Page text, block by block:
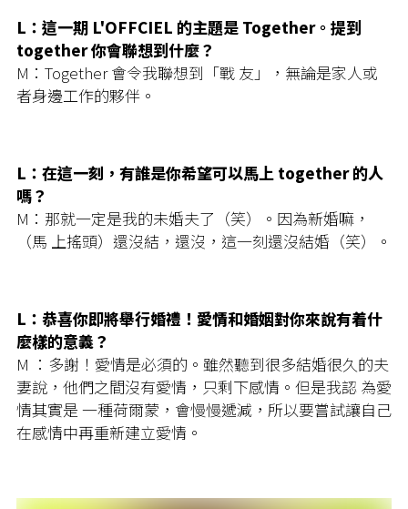
L：這一期 L'OFFCIEL 的主題是 Together。提到
together 你會聯想到什麼？
M：Together 會令我聯想到「戰 友」，無論是家人或
者身邊工作的夥伴。
L：在這一刻，有誰是你希望可以馬上 together 的人
嗎？
M：那就一定是我的未婚夫了（笑）。因為新婚嘛，
（馬 上搖頭）還沒結，還沒，這一刻還沒結婚（笑）。
L：恭喜你即將舉行婚禮！愛情和婚姻對你來說有着什
麼樣的意義？
M ：多謝！愛情是必須的。雖然聽到很多結婚很久的夫
妻說，他們之間沒有愛情，只剩下感情。但是我認 為愛
情其實是 一種荷爾蒙，會慢慢遞減，所以要嘗試讓自己
在感情中再重新建立愛情。